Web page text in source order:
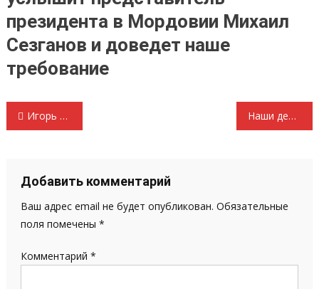
президента в Мордовии Михаил
Сезганов и доведет наше
требование
Навигация
записям
Игорь Ильинский Великая Отечественная; правда против мифов (сокращенное окончание публикации в журнале «Наш современник» №5, за 2016 г.) Миф третий «Советский Союз не был готов, более того – и не готовился к нападению Германии». Наши делегаты на XVI (внеочередной) съезд Коммунистической партии Российской Федерации. Валентина Зайцева примет участие в работе съезда КПРФ
Добавить комментарий
Ваш адрес email не будет опубликован. Обязательные
поля помечены *
Комментарий *